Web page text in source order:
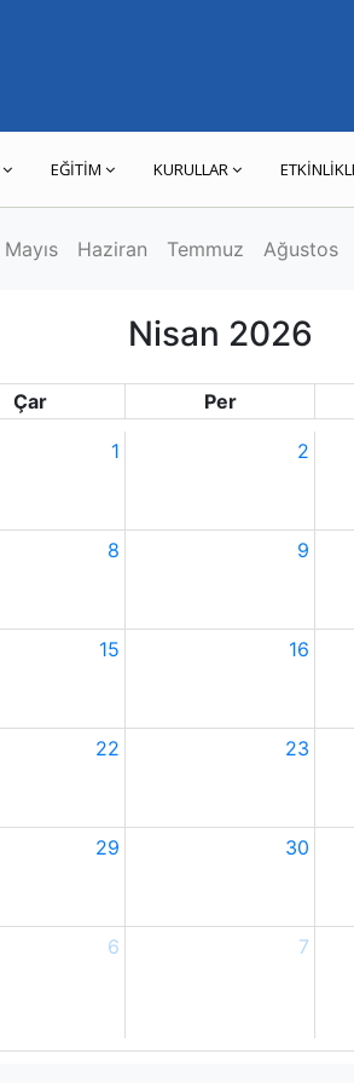
EĞİTİM KURULLAR
Mayıs Haziran Temmuz Ağustos
Nisan 2026
Çar Per
1 2
8 9
15 16
22 23
29 30
6 7